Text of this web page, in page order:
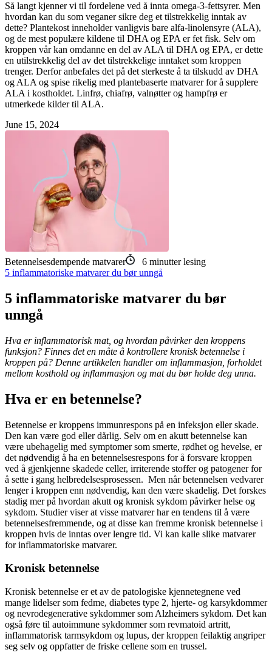
Så langt kjenner vi til fordelene ved å innta omega-3-fettsyrer. Men
hvordan kan du som veganer sikre deg et tilstrekkelig inntak av
dette? Plantekost inneholder vanligvis bare alfa-linolensyre (ALA),
og de mest populære kildene til DHA og EPA er fet fisk. Selv om
kroppen vår kan omdanne en del av ALA til DHA og EPA, er dette
en utilstrekkelig del av det tilstrekkelige inntaket som kroppen
trenger. Derfor anbefales det på det sterkeste å ta tilskudd av DHA
og ALA og spise rikelig med plantebaserte matvarer for å supplere
ALA i kostholdet. Linfrø, chiafrø, valnøtter og hampfrø er
utmerkede kilder til ALA.
June 15, 2024
Betennelsesdempende matvarer 6 minutter lesing
5 inflammatoriske matvarer du bør unngå
5 inflammatoriske matvarer du bør
unngå
Hva er inflammatorisk mat, og hvordan påvirker den kroppens
funksjon? Finnes det en måte å kontrollere kronisk betennelse i
kroppen på? Denne artikkelen handler om inflammasjon, forholdet
mellom kosthold og inflammasjon og mat du bør holde deg unna.
Hva er en betennelse?
Betennelse er kroppens immunrespons på en infeksjon eller skade.
Den kan være god eller dårlig. Selv om en akutt betennelse kan
være ubehagelig med symptomer som smerte, rødhet og hevelse, er
det nødvendig å ha en betennelsesrespons for å forsvare kroppen
ved å gjenkjenne skadede celler, irriterende stoffer og patogener for
å sette i gang helbredelsesprosessen. Men når betennelsen vedvarer
lenger i kroppen enn nødvendig, kan den være skadelig. Det forskes
stadig mer på hvordan akutt og kronisk sykdom påvirker helse og
sykdom. Studier viser at visse matvarer har en tendens til å være
betennelsesfremmende, og at disse kan fremme kronisk betennelse i
kroppen hvis de inntas over lengre tid. Vi kan kalle slike matvarer
for inflammatoriske matvarer.
Kronisk betennelse
Kronisk betennelse er et av de patologiske kjennetegnene ved
mange lidelser som fedme, diabetes type 2, hjerte- og karsykdommer
og nevrodegenerative sykdommer som Alzheimers sykdom. Det kan
også føre til autoimmune sykdommer som revmatoid artritt,
inflammatorisk tarmsykdom og lupus, der kroppen feilaktig angriper
seg selv og oppfatter de friske cellene som en trussel.